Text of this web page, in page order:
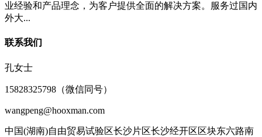
业经验和产品理念，为客户提供全面的解决方案。服务过国内
外大...
联系我们
孔女士
15828325798（微信同号）
wangpeng@hooxman.com
中国(湖南)自由贸易试验区长沙片区长沙经开区区块东六路南